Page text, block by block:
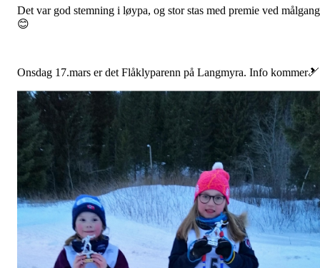
Det var god stemning i løypa, og stor stas med premie ved målgang
😊
Onsdag 17.mars er det Flåklyparenn på Langmyra. Info kommer🎿